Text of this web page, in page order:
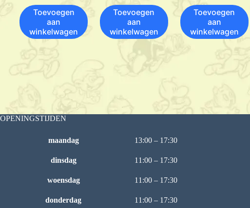
Toevoegen
aan
winkelwagen
Toevoegen
aan
winkelwagen
Toevoegen
aan
winkelwagen
OPENINGSTIJDEN
maandag 13:00 – 17:30
dinsdag 11:00 – 17:30
woensdag 11:00 – 17:30
donderdag 11:00 – 17:30